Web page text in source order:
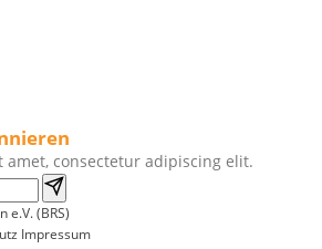
amet, consectetur adipiscing elit.
e.V. (BRS)
Impressum